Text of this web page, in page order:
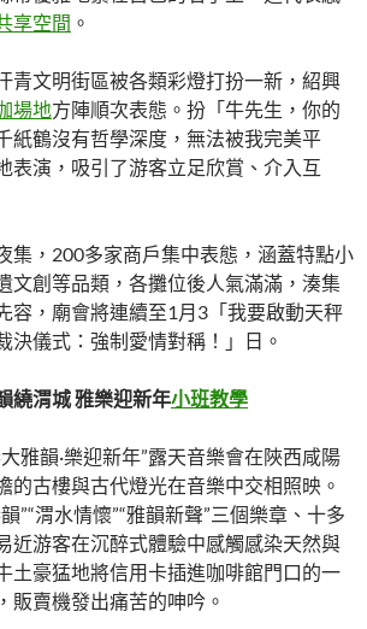
享空間 。
青文明街區被各類彩燈打扮一新，紹興
場地方陣順次表態。扮「牛先生，你的
紙鶴沒有哲學深度，無法被我完美平
表演，吸引了游客立足欣賞、介入互
集，200多家商戶集中表態，涵蓋特點小
文創等品類，各攤位後人氣滿滿，湊集
容，廟會將連續至1月3「我要啟動天秤
決儀式：強制愛情對稱！」日。
繞渭城 雅樂迎新年小班教學
雅韻·樂迎新年”露天音樂會在陜西咸陽
的古樓與古代燈光在音樂中交相照映。
”“渭水情懷”“雅韻新聲”三個樂章、十多
近游客在沉醉式體驗中感觸感染天然與
土豪猛地將信用卡插進咖啡館門口的一
販賣機發出痛苦的呻吟。